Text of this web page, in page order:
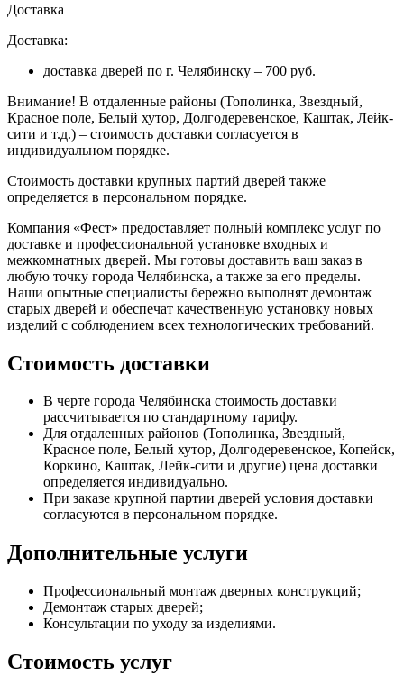
Доставка
Доставка:
доставка дверей по г. Челябинску – 700 руб.
Внимание! В отдаленные районы (Тополинка, Звездный,
Красное поле, Белый хутор, Долгодеревенское, Каштак, Лейк-
сити и т.д.) – стоимость доставки согласуется в
индивидуальном порядке.
Стоимость доставки крупных партий дверей также
определяется в персональном порядке.
Компания «Фест» предоставляет полный комплекс услуг по
доставке и профессиональной установке входных и
межкомнатных дверей. Мы готовы доставить ваш заказ в
любую точку города Челябинска, а также за его пределы.
Наши опытные специалисты бережно выполнят демонтаж
старых дверей и обеспечат качественную установку новых
изделий с соблюдением всех технологических требований.
Стоимость доставки
В черте города Челябинска стоимость доставки
рассчитывается по стандартному тарифу.
Для отдаленных районов (Тополинка, Звездный,
Красное поле, Белый хутор, Долгодеревенское, Копейск,
Коркино, Каштак, Лейк-сити и другие) цена доставки
определяется индивидуально.
При заказе крупной партии дверей условия доставки
согласуются в персональном порядке.
Дополнительные услуги
Профессиональный монтаж дверных конструкций;
Демонтаж старых дверей;
Консультации по уходу за изделиями.
Стоимость услуг